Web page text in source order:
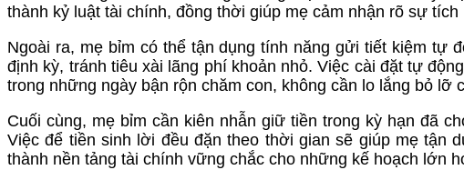
thành kỷ luật tài chính, đồng thời giúp mẹ cảm nhận rõ sự tích
Ngoài ra, mẹ bỉm có thể tận dụng tính năng gửi tiết kiệm tự
định kỳ, tránh tiêu xài lãng phí khoản nhỏ. Việc cài đặt tự
trong những ngày bận rộn chăm con, không cần lo lắng bỏ lỡ
Cuối cùng, mẹ bỉm cần kiên nhẫn giữ tiền trong kỳ hạn đã
Việc để tiền sinh lời đều đặn theo thời gian sẽ giúp mẹ tận
thành nền tảng tài chính vững chắc cho những kế hoạch lớn